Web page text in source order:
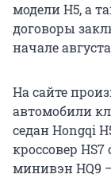
модели H5, а
договоры
начале
На сайте
автомобили
седан Hongqi
кроссовер
минивэн HQ9